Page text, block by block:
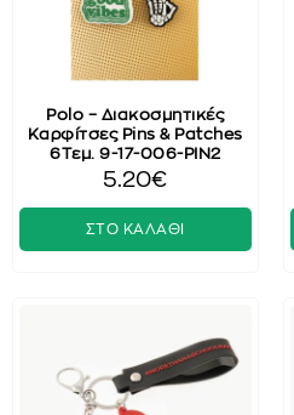
Polo – Διακοσμητικές
Καρφίτσες Pins & Patches
6Τεμ. 9-17-006-PIN2
5.20€
ΣΤΟ ΚΑΛΑΘΙ